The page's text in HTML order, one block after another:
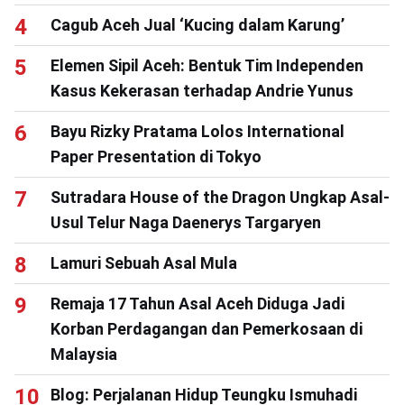
Cagub Aceh Jual ‘Kucing dalam Karung’
Elemen Sipil Aceh: Bentuk Tim Independen
Kasus Kekerasan terhadap Andrie Yunus
Bayu Rizky Pratama Lolos International
Paper Presentation di Tokyo
Sutradara House of the Dragon Ungkap Asal-
Usul Telur Naga Daenerys Targaryen
Lamuri Sebuah Asal Mula
Remaja 17 Tahun Asal Aceh Diduga Jadi
Korban Perdagangan dan Pemerkosaan di
Malaysia
Blog: Perjalanan Hidup Teungku Ismuhadi